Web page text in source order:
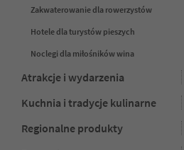
Zakwaterowanie dla rowerzystów
Hotele dla turystów pieszych
Noclegi dla miłośników wina
Atrakcje i wydarzenia
Kuchnia i tradycje kulinarne
Regionalne produkty